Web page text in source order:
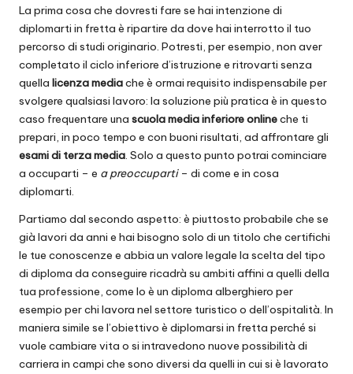
La prima cosa che dovresti fare se hai intenzione di
diplomarti in fretta è ripartire da dove hai interrotto il tuo
percorso di studi originario. Potresti, per esempio, non aver
completato il ciclo inferiore d’istruzione e ritrovarti senza
quella licenza mediache è ormai requisito indispensabile per
svolgere qualsiasi lavoro: la soluzione più pratica è in questo
caso frequentare una scuola media inferiore onlineche ti
prepari, in poco tempo e con buoni risultati, ad affrontare gli
esami di terza media. Solo a questo punto potrai cominciare
a occuparti – e a preoccuparti– di come e in cosa
diplomarti.
Partiamo dal secondo aspetto: è piuttosto probabile che se
già lavori da anni e hai bisogno solo di un titolo che certifichi
le tue conoscenze e abbia un valore legale la scelta del tipo
di diploma da conseguire ricadrà su ambiti affini a quelli della
tua professione, come lo è un diploma alberghiero per
esempio per chi lavora nel settore turistico o dell’ospitalità. In
maniera simile se l’obiettivo è diplomarsi in fretta perché si
vuole cambiare vita o si intravedono nuove possibilità di
carriera in campi che sono diversi da quelli in cui si è lavorato